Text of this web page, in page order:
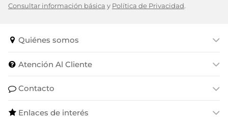
Consultar información básica y Política de Privacidad.
Quiénes somos
Atención Al Cliente
Contacto
Enlaces de interés